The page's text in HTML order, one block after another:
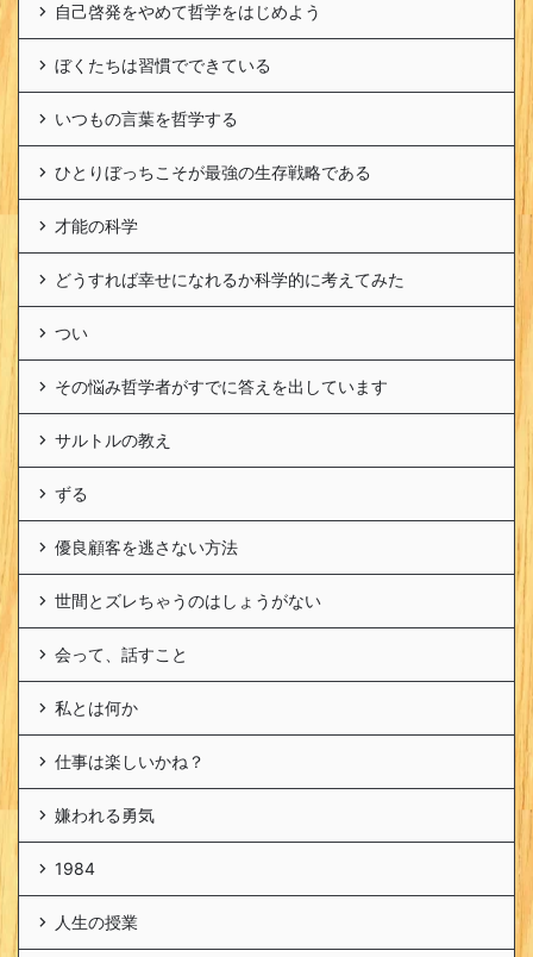
自己啓発をやめて哲学をはじめよう
ぼくたちは習慣でできている
いつもの言葉を哲学する
ひとりぼっちこそが最強の生存戦略である
才能の科学
どうすれば幸せになれるか科学的に考えてみた
つい
その悩み哲学者がすでに答えを出しています
サルトルの教え
ずる
優良顧客を逃さない方法
世間とズレちゃうのはしょうがない
会って、話すこと
私とは何か
仕事は楽しいかね？
嫌われる勇気
1984
人生の授業